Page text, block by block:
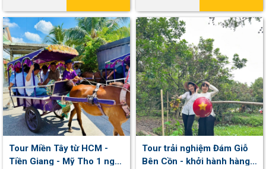
Tour Miền Tây từ HCM -
Tiền Giang - Mỹ Tho 1 ngày
Tour trải nghiệm Đám Giỗ
Bên Cồn - khởi hành hàng